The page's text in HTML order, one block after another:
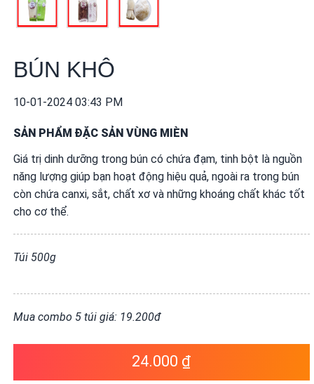
MUA
CHÍNH
BÁN
HÀNG
DỊCH
VỤ
QUANH
TA
BÚN KHÔ
10-01-2024 03:43 PM
SẢN PHẨM ĐẶC SẢN VÙNG MIÈN
Giá trị dinh dưỡng trong bún có chứa đạm, tinh bột là nguồn
năng lượng giúp bạn hoạt động hiệu quả, ngoài ra trong bún
còn chứa canxi, sắt, chất xơ và những khoáng chất khác tốt
cho cơ thể.
Túi 500g
Mua combo 5 túi giá: 19.200đ
24.000 ₫